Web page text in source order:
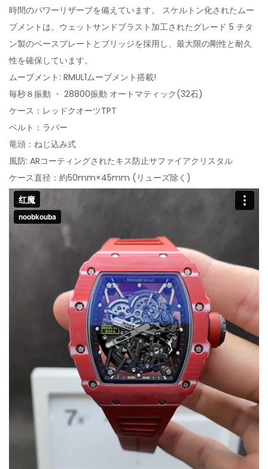
時間のパワーリザーブを備えています。 スケルトン化されたムー
ブメントは、ウェットサンドブラスト加工されたグレード 5 チタ
ン製のベースプレートとブリッジを採用し、最大限の剛性と耐久
性を確保していま­す。
ムーブメント: RMUL1ムーブメント搭載!
毎秒８振動 ・ 28800振動 オートマティック(32石)
ケース：レッドクオーツTPT
ベルト：ラバー
竜頭：ねじ込み式
風防: ARコーティングされたキス防止サファイアクリスタル
ケース直径：約50mm×45mm (リューズ除く)